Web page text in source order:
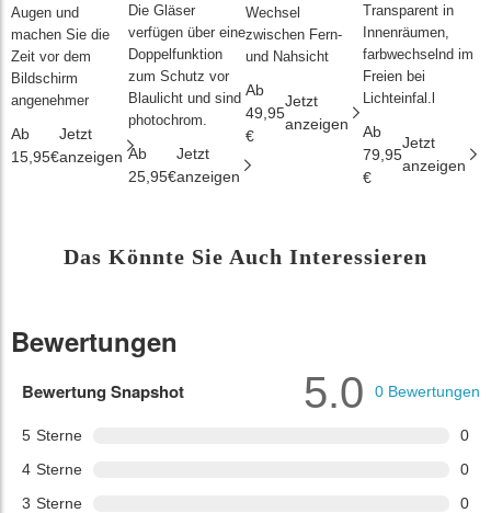
Augen und
machen Sie die
Zeit vor dem
Bildschirm
angenehmer
Ab
15,95€
Jetzt
anzeigen
Die Gläser
verfügen über eine
Doppelfunktion
zum Schutz vor
Blaulicht und sind
photochrom.
Ab
25,95€
Jetzt
anzeigen
Wechsel
zwischen Fern-
und Nahsicht
Ab
49,95
€
Jetzt
anzeigen
Transparent in
Innenräumen,
farbwechselnd im
Freien bei
Lichteinfal.l
Ab
79,95
€
Jetzt
anzeigen
Das Könnte Sie Auch Interessieren
Bewertungen
Bewertung Snapshot
5 Sterne
0
4 Sterne
0
3 Sterne
0
5.0 0 Bewertungen